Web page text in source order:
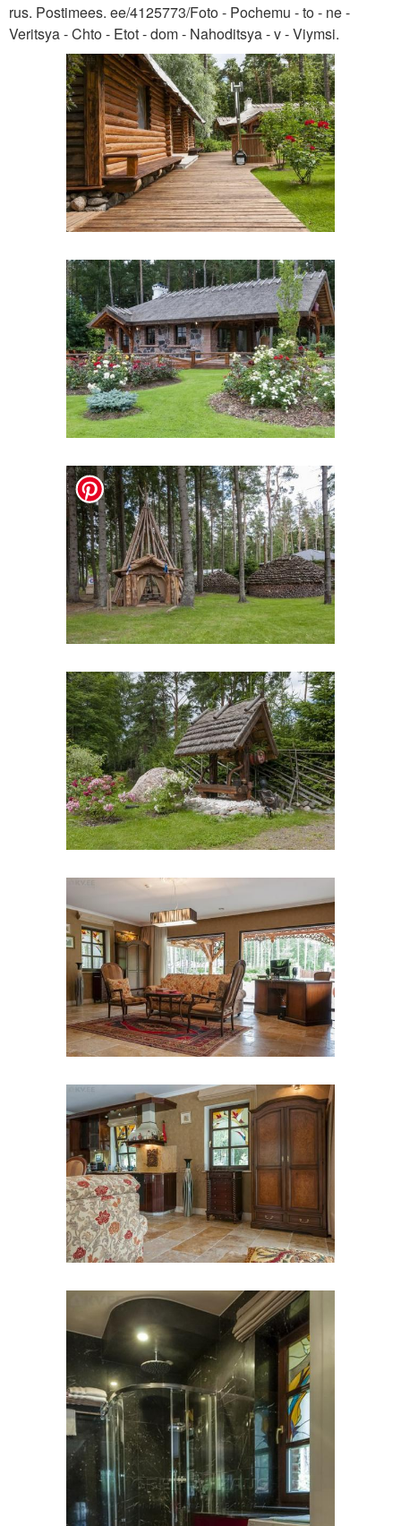
rus. Postimees. ee/4125773/Foto - Pochemu - to - ne -
Veritsya - Chto - Etot - dom - Nahoditsya - v - Viymsi.